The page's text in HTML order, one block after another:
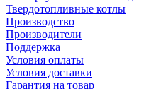
Твердотопливные котлы
Производство
Производители
Поддержка
Условия оплаты
Условия доставки
Гарантия на товар